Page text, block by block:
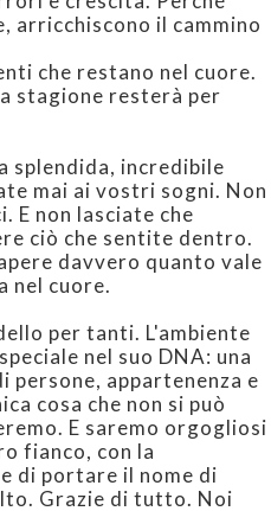
arricchiscono il cammino
che restano nel cuore.
stagione resterà per
splendida, incredibile
mai ai vostri sogni. Non
E non lasciate che
ciò che sentite dentro.
davvero quanto vale
nel cuore.
per tanti. L'ambiente
nel suo DNA: una
appartenenza e
cosa che non si può
E saremo orgogliosi
fianco, con la
di portare il nome di
Grazie di tutto. Noi